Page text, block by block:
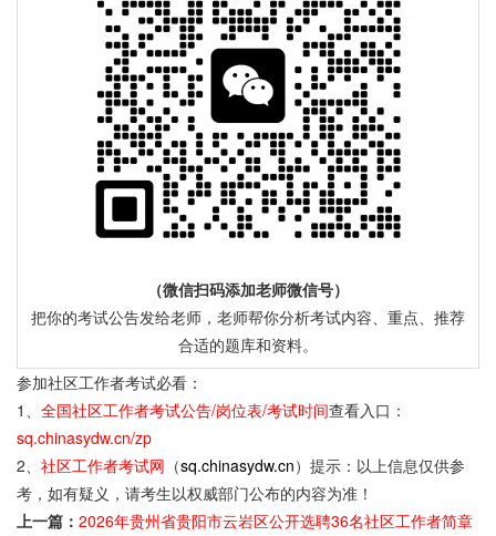
（微信扫码添加老师微信号）
把你的考试公告发给老师，老师帮你分析考试内容、重点、推荐
合适的题库和资料。
参加社区工作者考试必看：
1、 全国社区工作者考试公告/岗位表/考试时间查看入口：
sq.chinasydw.cn/zp
2、 社区工作者考试网 （sq.chinasydw.cn）提示：以上信息仅供参
考，如有疑义，请考生以权威部门公布的内容为准！
上一篇： 2026年贵州省贵阳市云岩区公开选聘36名社区工作者简章